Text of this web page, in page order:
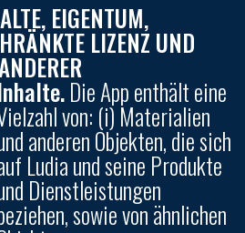
EIGENTUM,
LIZENZ UND
Die App enthält eine
von: (i) Materialien
anderen Objekten, die sich
Ludia und seine Produkte
Dienstleistungen
sowie von ähnlichen